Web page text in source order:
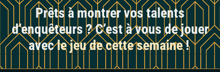
Prêts à montrer vos talents
d’enquêteurs ? C’est à vous de jouer
avecle jeu de cette semaine!